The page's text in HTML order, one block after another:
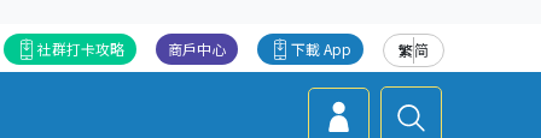
繁简
下載 App
商戶中心
社群打卡攻略